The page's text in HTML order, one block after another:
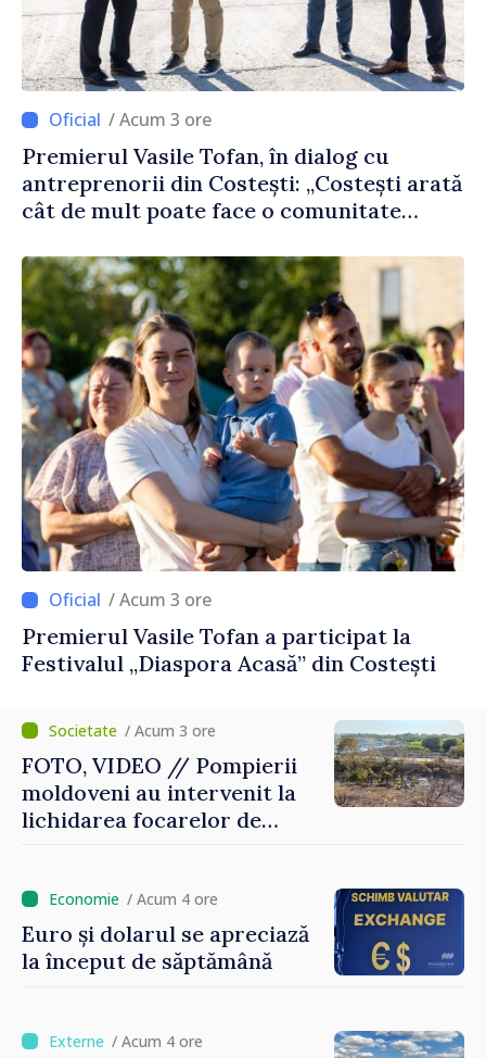
/ Acum 3 ore
Premierul Vasile Tofan, în dialog cu
antreprenorii din Costești: „Costești arată
cât de mult poate face o comunitate
spirit antreprenorial”
/ Acum 3 ore
Premierul Vasile Tofan a participat la
Festivalul „Diaspora Acasă” din Costești
/ Acum 3 ore
FOTO, VIDEO // Pompierii
moldoveni au intervenit la
lichidarea focarelor de
durat cinci ore
/ Acum 4 ore
Euro și dolarul se apreciază
la început de săptămână
/ Acum 4 ore